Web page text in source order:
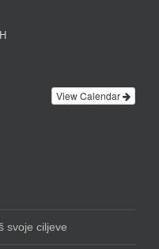
View Calendar
svoje ciljeve